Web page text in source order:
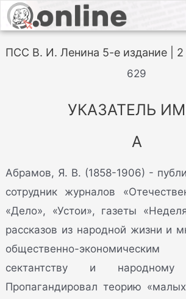
ПСС В. И. Ленина 5-е издание | 2
629
УКАЗАТЕЛЬ
А
Абрамов, Я. В. (1858-1906) -
сотрудник журналов
«Дело», «Устои», газеты
рассказов из народной жизни и
общественно-
сектантству и народному
Пропагандировал теорию